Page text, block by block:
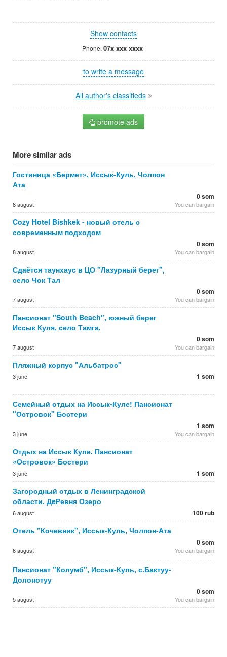
Show contacts
Phone. 07x xxx xxxx
to write a message
All author's classifieds
promote ads
More similar ads
Гостиница «Бермет», Иссык-Куль, Чолпон
Ата
8 august
0 som
You can bargain
Cozy Hotel Bishkek - новый отель с
современным подходом
8 august
0 som
You can bargain
Сдаётся таунхаус в ЦО "Лазурный берег",
село Чок Тал
7 august
0 som
You can bargain
Пансионат "South Beach", южный берег
Иссык Куля, село Тамга.
7 august
0 som
You can bargain
Пляжный корпус "Альбатрос"
3 june 1 som
Семейный отдых на Иссык-Куле! Пансионат
"Островок" Бостери
3 june
1 som
You can bargain
Отдых на Иссык Куле. Пансионат
«Островок» Бостери
3 june 1 som
Загородный отдых в Ленинградской
области. ДeРевня Озеро
6 august 100 rub
Отель "Кочевник", Иссык-Куль, Чолпон-Ата
6 august
0 som
You can bargain
Пансионат "Колумб", Иссык-Куль, с.Бактуу-
Долонотуу
5 august
0 som
You can bargain